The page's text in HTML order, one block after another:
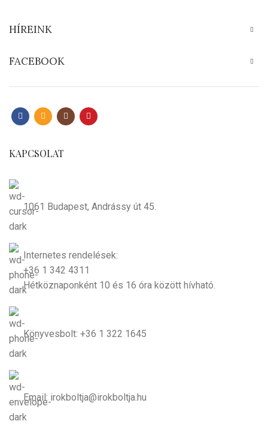
HÍREINK
FACEBOOK
KAPCSOLAT
1061 Budapest, Andrássy út 45.
Internetes rendelések:
+36 1 342 4311
Hétköznaponként 10 és 16 óra között hívható.
Könyvesbolt: +36 1 322 1645
Email: irokboltja@irokboltja.hu